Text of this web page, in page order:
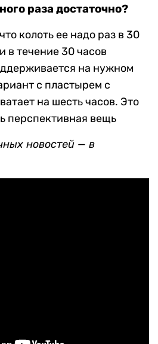
раза достаточно?
колоть ее надо раз в 30
в течение 30 часов
на нужном
с пластырем с
на шесть часов. Это
перспективная вещь
новостей — в